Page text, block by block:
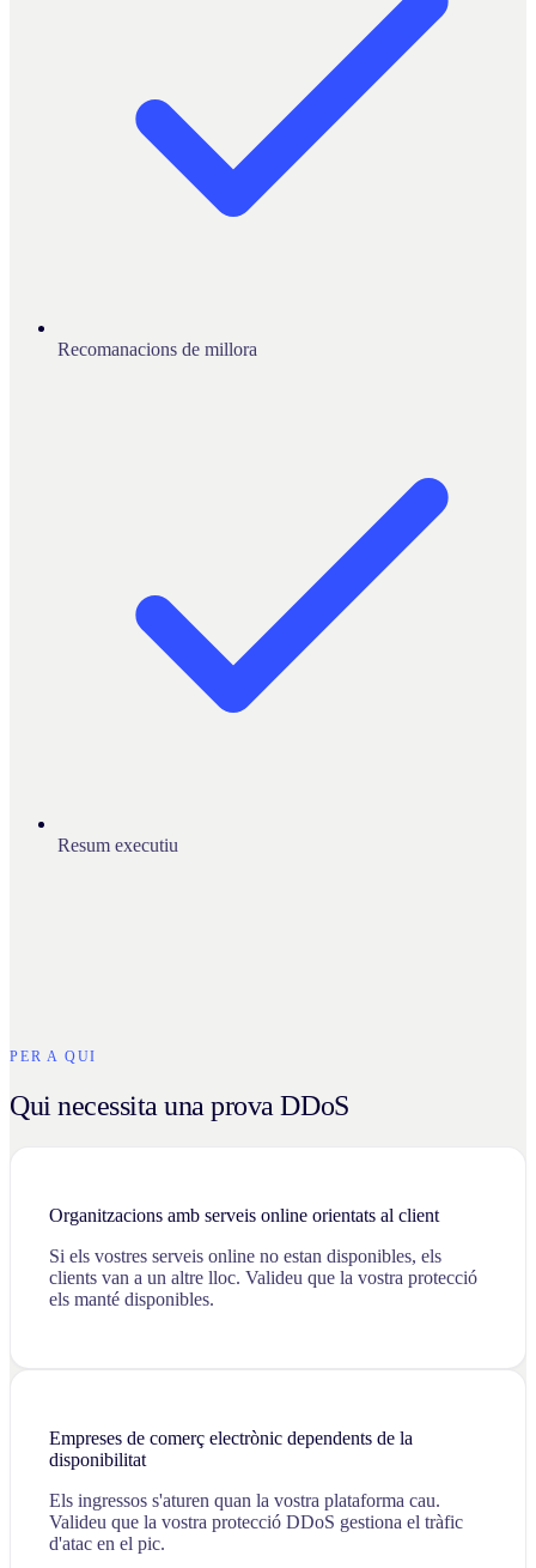
Recomanacions de millora
Resum executiu
PER A QUI
Qui necessita una prova DDoS
Organitzacions amb serveis online orientats al client
Si els vostres serveis online no estan disponibles, els
clients van a un altre lloc. Valideu que la vostra protecció
els manté disponibles.
Empreses de comerç electrònic dependents de la
disponibilitat
Els ingressos s'aturen quan la vostra plataforma cau.
Valideu que la vostra protecció DDoS gestiona el tràfic
d'atac en el pic.